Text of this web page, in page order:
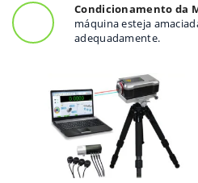
Condicionamento da
máquina esteja
adequadamente.